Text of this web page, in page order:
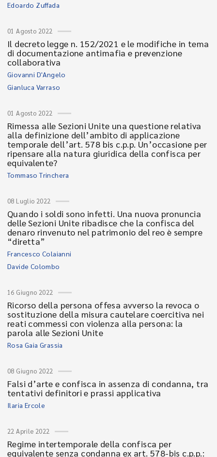
Edoardo Zuffada
01 Agosto 2022
Il decreto legge n. 152/2021 e le modifiche in tema
di documentazione antimafia e prevenzione
collaborativa
Giovanni D'Angelo
Gianluca Varraso
01 Agosto 2022
Rimessa alle Sezioni Unite una questione relativa
alla definizione dell’ambito di applicazione
temporale dell’art. 578 bis c.p.p. Un’occasione per
ripensare alla natura giuridica della confisca per
equivalente?
Tommaso Trinchera
08 Luglio 2022
Quando i soldi sono infetti. Una nuova pronuncia
delle Sezioni Unite ribadisce che la confisca del
denaro rinvenuto nel patrimonio del reo è sempre
“diretta”
Francesco Colaianni
Davide Colombo
16 Giugno 2022
Ricorso della persona offesa avverso la revoca o
sostituzione della misura cautelare coercitiva nei
reati commessi con violenza alla persona: la
parola alle Sezioni Unite
Rosa Gaia Grassia
08 Giugno 2022
Falsi d’arte e confisca in assenza di condanna, tra
tentativi definitori e prassi applicativa
Ilaria Ercole
22 Aprile 2022
Regime intertemporale della confisca per
equivalente senza condanna ex art. 578-bis c.p.p.: